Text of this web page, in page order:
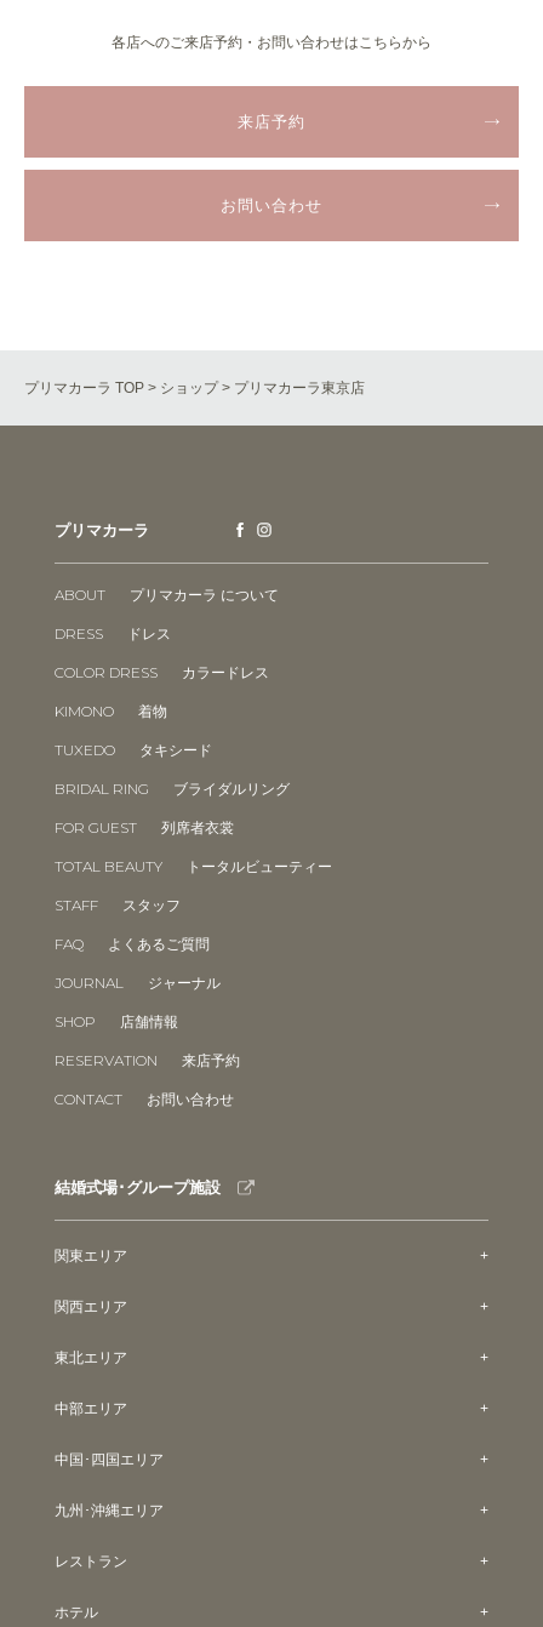
各店へのご来店予約・お問い合わせはこちらから
来店予約
お問い合わせ
プリマカーラ TOP > ショップ> プリマカーラ東京店
プリマカーラ
ABOUT プリマカーラ について
DRESS ドレス
COLOR DRESS カラードレス
KIMONO 着物
TUXEDO タキシード
BRIDAL RING ブライダルリング
FOR GUEST 列席者衣裳
TOTAL BEAUTY トータルビューティー
STAFF スタッフ
FAQ よくあるご質問
JOURNAL ジャーナル
SHOP 店舗情報
RESERVATION 来店予約
CONTACT お問い合わせ
結婚式場･グループ施設
関東エリア
関西エリア
東北エリア
中部エリア
中国･四国エリア
九州･沖縄エリア
レストラン
ホテル